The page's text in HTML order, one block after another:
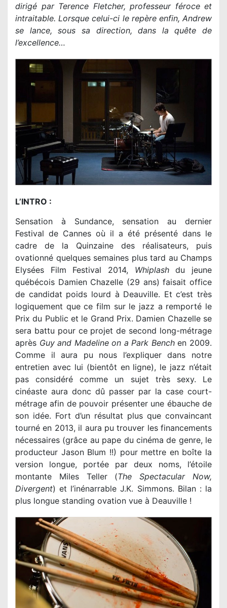
dirigé par Terence Fletcher, professeur féroce et
intraitable. Lorsque celui-ci le repère enfin, Andrew
se lance, sous sa direction, dans la quête de
l’excellence…
L’INTRO :
Sensation à Sundance, sensation au dernier
Festival de Cannes où il a été présenté dans le
cadre de la Quinzaine des réalisateurs, puis
ovationné quelques semaines plus tard au Champs
Elysées Film Festival 2014, Whiplashdu jeune
québécois Damien Chazelle (29 ans) faisait office
de candidat poids lourd à Deauville. Et c’est très
logiquement que ce film sur le jazz a remporté le
Prix du Public et le Grand Prix. Damien Chazelle se
sera battu pour ce projet de second long-métrage
après Guy and Madeline on a Park Benchen 2009.
Comme il aura pu nous l’expliquer dans notre
entretien avec lui (bientôt en ligne), le jazz n’était
pas considéré comme un sujet très sexy. Le
cinéaste aura donc dû passer par la case court-
métrage afin de pouvoir présenter une ébauche de
son idée. Fort d’un résultat plus que convaincant
tourné en 2013, il aura pu trouver les financements
nécessaires (grâce au pape du cinéma de genre, le
producteur Jason Blum !!) pour mettre en boîte la
version longue, portée par deux noms, l’étoile
montante Miles Teller (The Spectacular Now,
Divergent) et l’inénarrable J.K. Simmons. Bilan : la
plus longue standing ovation vue à Deauville !